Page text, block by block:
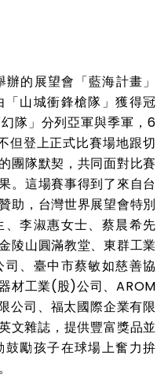
的展望會「藍海計畫」
山城衝鋒槍隊」獲得冠
隊」分列亞軍與季軍，6
但登上正式比賽場地跟切
團隊默契，共同面對比賽
。這場賽事得到了來自台
助，台灣世界展望會特別
李淑惠女士、蔡晨希先
陵山圓滿教堂、東群工業
、臺中市蔡敏如慈善協
材工業(股)公司、AROM
公司、福太國際企業有限
文雜誌，提供豐富獎品並
勵孩子在球場上奮力拚